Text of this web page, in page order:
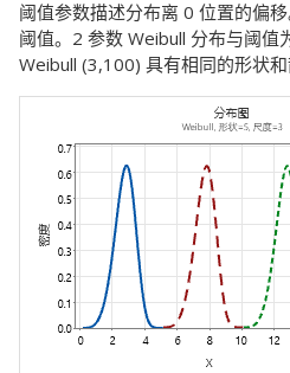
阈值参数描述分布离 0 位置的偏
阈值。2 参数 Weibull 分布与阈
Weibull (3,100) 具有相同的形状